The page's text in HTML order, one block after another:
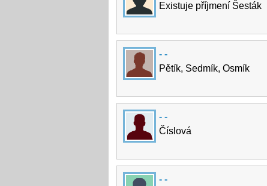
Existuje příjmení Šesták
- -
Pětík, Sedmík, Osmík
- -
Číslová
- -